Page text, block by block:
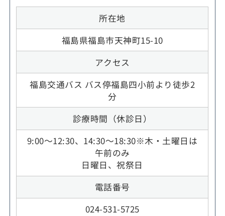
所在地
福島県福島市天神町15-10
アクセス
福島交通バス バス停福島四小前より徒歩2
分
診療時間（休診日）
9:00～12:30、14:30～18:30※木・土曜日は
午前のみ
日曜日、祝祭日
電話番号
024-531-5725